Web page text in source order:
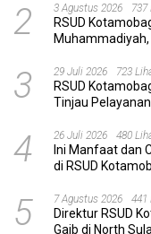
2 3 Agustus 2026 737
RSUD
3 29 Juli 2026 723
RSUD
Tinjau
4 26 Juli 2026 480
Ini Manfaat dan
di RSUD
5 7 Agustus 2026 441
Direktur RSUD
Gaib di North